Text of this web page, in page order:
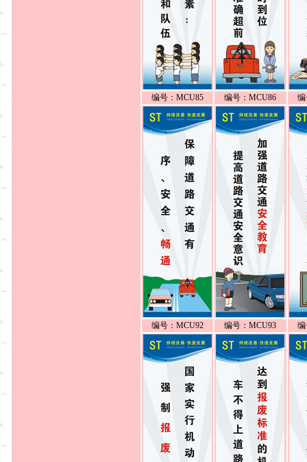
编号：MCU85 编号：MCU86 编
编号：MCU92 编号：MCU93 编